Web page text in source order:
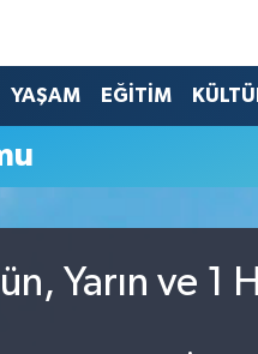
YAŞAM EĞİTİM
Yarın ve 1